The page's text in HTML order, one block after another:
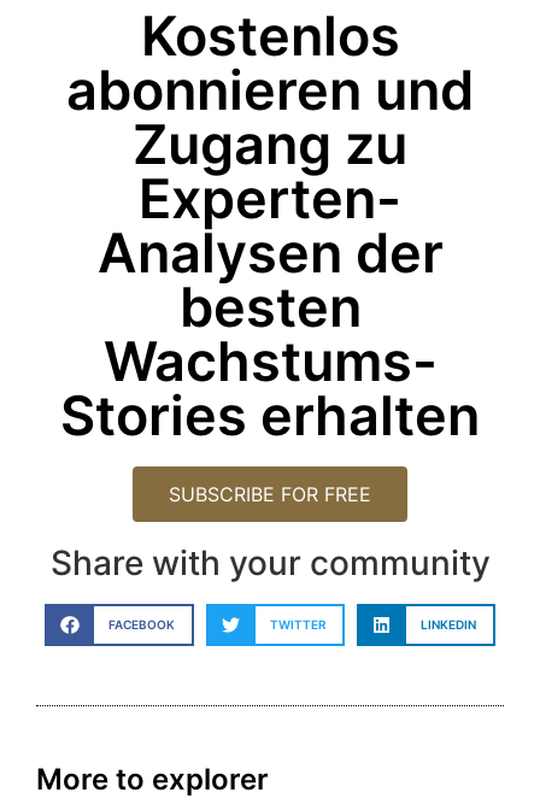
Kostenlos
abonnieren und
Zugang zu
Experten-
Analysen der
besten
Wachstums-
Stories erhalten
SUBSCRIBE FOR FREE
Share with your community
FACEBOOK TWITTER LINKEDIN
More to explorer